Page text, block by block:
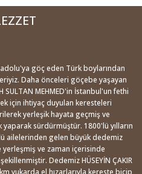
göç eden Türk boylarından
Daha önceleri göçebe yaşayan
SULTAN MEHMED'in İstanbul'un fethi
için ihtiyaç duyulan keresteleri
yerleşik hayata geçmiş ve
yaparak sürdürmüştür. 1800'lü yılların
ailelerinden gelen büyük dedemiz
yerleşmiş ve zaman içerisinde
Dedemiz HÜSEYİN ÇAKIR
yukarda el hızarlarıyla kereste biçip